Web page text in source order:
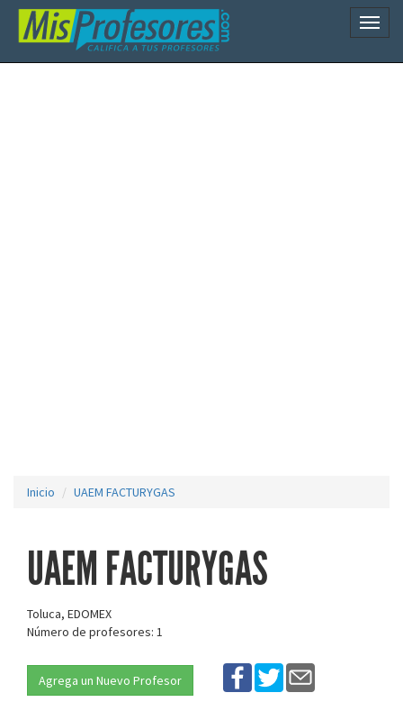
Inicio UAEM FACTURYGAS
UAEM FACTURYGAS
Toluca, EDOMEX
Número de profesores: 1
Agrega un Nuevo Profesor